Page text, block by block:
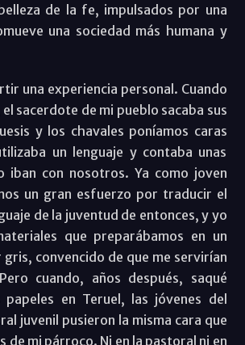
de la fe, impulsados por una
una sociedad más humana y
una experiencia personal. Cuando
sacerdote de mi pueblo sacaba sus
y los chavales poníamos caras
un lenguaje y contaba unas
iban con nosotros. Ya como joven
un gran esfuerzo por traducir el
de la juventud de entonces, y yo
que preparábamos en un
convencido de que me servirían
cuando, años después, saqué
en Teruel, las jóvenes del
juvenil pusieron la misma cara que
de mi párroco. Ni en la pastoral ni en